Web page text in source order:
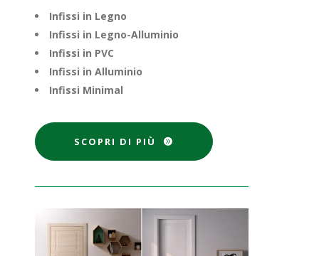
Infissi in Legno
Infissi in Legno-Alluminio
Infissi in PVC
Infissi in Alluminio
Infissi Minimal
SCOPRI DI PIÙ